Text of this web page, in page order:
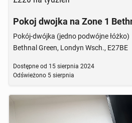
Pokoj dwojka na Zone 1
Pokój-dwójka (jedno podwójne łóżko)
Bethnal Green, Londyn Wsch., E27BE
Dostępne od 15 sierpnia 2024
Odświeżono 5 sierpnia